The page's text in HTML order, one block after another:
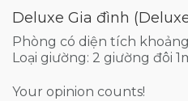
Deluxe Gia đình
Phòng có diện tích
Loại giường: 2 giường đôi
Your opinion counts!